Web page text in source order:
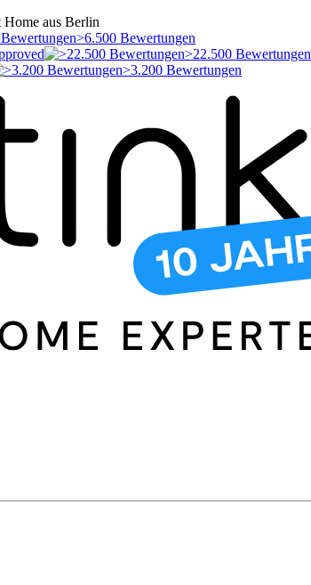
Home aus Berlin
>6.500 Bewertungen
>22.500 Bewertungen
>3.200 Bewertungen